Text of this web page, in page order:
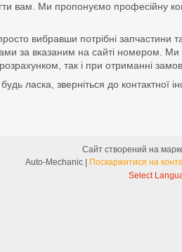
вам. Ми пропонуємо професійну
вибравши потрібні запчастини
за вказаним на сайті номером.
так і при отриманні
ласка, зверніться до
Сайт створений на
Поскаржитися на
Select